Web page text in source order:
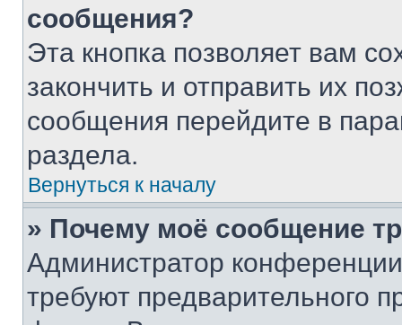
сообщения?
Эта кнопка позволяет вам
закончить и отправить их
сообщения перейдите в
раздела.
Вернуться к началу
» Почему моё сообщение
Администратор
требуют предварительного